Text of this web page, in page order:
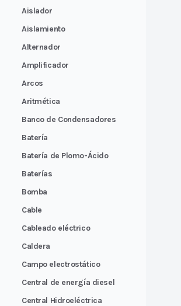
Aislador
Aislamiento
Alternador
Amplificador
Arcos
Aritmética
Banco de Condensadores
Batería
Batería de Plomo-Ácido
Baterías
Bomba
Cable
Cableado eléctrico
Caldera
Campo electrostático
Central de energía diesel
Central Hidroeléctrica